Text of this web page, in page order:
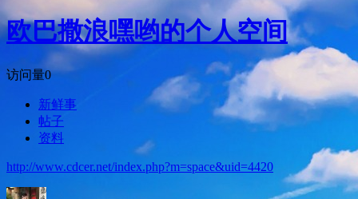
欧巴撒浪嘿哟的个人空间
访问量0
新鲜事
帖子
资料
http://www.cdcer.net/index.php?m=space&uid=4420